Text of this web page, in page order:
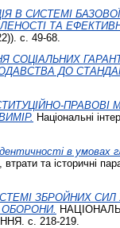
В СИСТЕМІ БАЗОВОЇ
ТА
с. 49-68.
СОЦІАЛЬНИХ
ДО
ПРАВОВІ
Національні
в умовах
та історичні
ЗБРОЙНИХ СИЛ
ОБОРОНИ.
с. 218-219.